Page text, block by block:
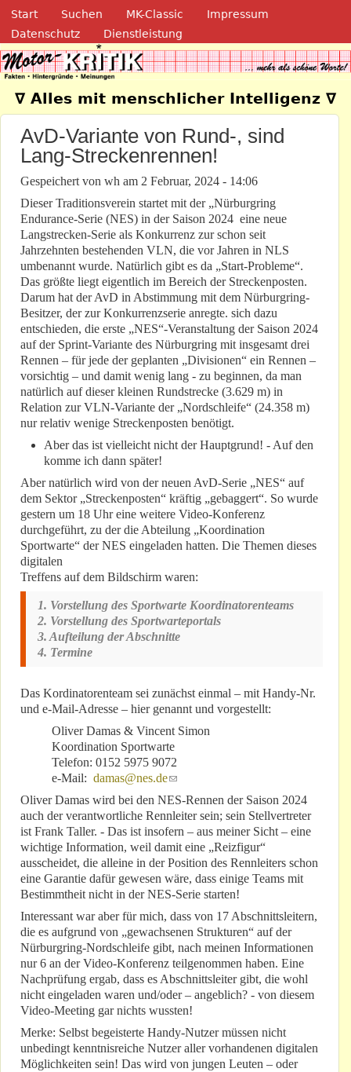
Direkt zum Inhalt
Navigation
Start Suchen MK-Classic
Impressum
Datenschutz
Dienstleistung
Motor-Kritik.de
∇ Alles mit menschlicher Intelligenz ∇
AvD-Variante von Rund-, sind
Lang-Streckenrennen!
Gespeichert von wh am 2 Februar, 2024 - 14:06
Dieser Traditionsverein startet mit der „Nürburgring
Endurance-Serie (NES) in der Saison 2024 eine neue
Langstrecken-Serie als Konkurrenz zur schon seit
Jahrzehnten bestehenden VLN, die vor Jahren in NLS
umbenannt wurde. Natürlich gibt es da „Start-Probleme“.
Das größte liegt eigentlich im Bereich der Streckenposten.
Darum hat der AvD in Abstimmung mit dem Nürburgring-
Besitzer, der zur Konkurrenzserie anregte. sich dazu
entschieden, die erste „NES“-Veranstaltung der Saison 2024
auf der Sprint-Variante des Nürburgring mit insgesamt drei
Rennen – für jede der geplanten „Divisionen“ ein Rennen –
vorsichtig – und damit wenig lang - zu beginnen, da man
natürlich auf dieser kleinen Rundstrecke (3.629 m) in
Relation zur VLN-Variante der „Nordschleife“ (24.358 m)
nur relativ wenige Streckenposten benötigt.
Aber das ist vielleicht nicht der Hauptgrund! - Auf den
komme ich dann später!
Aber natürlich wird von der neuen AvD-Serie „NES“ auf
dem Sektor „Streckenposten“ kräftig „gebaggert“. So wurde
gestern um 18 Uhr eine weitere Video-Konferenz
durchgeführt, zu der die Abteilung „Koordination
Sportwarte“ der NES eingeladen hatten. Die Themen dieses
digitalen
Treffens auf dem Bildschirm waren:
1. Vorstellung des Sportwarte Koordinatorenteams
2. Vorstellung des Sportwarteportals
3. Aufteilung der Abschnitte
4. Termine
Das Kordinatorenteam sei zunächst einmal – mit Handy-Nr.
und e-Mail-Adresse – hier genannt und vorgestellt:
Oliver Damas & Vincent Simon
Koordination Sportwarte
Telefon: 0152 5975 9072
e-Mail: damas@nes.de(link sends e-mail)
Oliver Damas wird bei den NES-Rennen der Saison 2024
auch der verantwortliche Rennleiter sein; sein Stellvertreter
ist Frank Taller. - Das ist insofern – aus meiner Sicht – eine
wichtige Information, weil damit eine „Reizfigur“
ausscheidet, die alleine in der Position des Rennleiters schon
eine Garantie dafür gewesen wäre, dass einige Teams mit
Bestimmtheit nicht in der NES-Serie starten!
Interessant war aber für mich, dass von 17 Abschnittsleitern,
die es aufgrund von „gewachsenen Strukturen“ auf der
Nürburgring-Nordschleife gibt, nach meinen Informationen
nur 6 an der Video-Konferenz teilgenommen haben. Eine
Nachprüfung ergab, dass es Abschnittsleiter gibt, die wohl
nicht eingeladen waren und/oder – angeblich? - von diesem
Video-Meeting gar nichts wussten!
Merke: Selbst begeisterte Handy-Nutzer müssen nicht
unbedingt kenntnisreiche Nutzer aller vorhandenen digitalen
Möglichkeiten sein! Das wird von jungen Leuten – oder